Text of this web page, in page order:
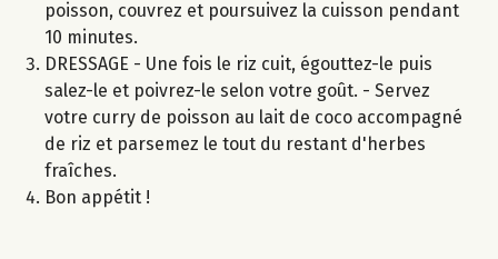
poisson, couvrez et poursuivez la cuisson pendant
10 minutes.
DRESSAGE - Une fois le riz cuit, égouttez-le puis
salez-le et poivrez-le selon votre goût. - Servez
votre curry de poisson au lait de coco accompagné
de riz et parsemez le tout du restant d'herbes
fraîches.
Bon appétit !